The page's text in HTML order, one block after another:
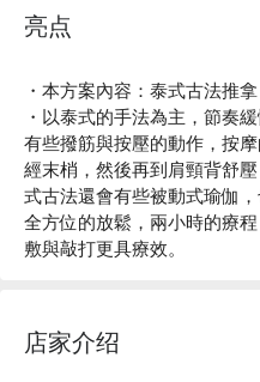
亮点
・本方案內容：泰式古法推拿
・以泰式的手法為主，節奏
有些撥筋與按壓的動作，按
經末梢，然後再到肩頸背舒
式古法還會有些被動式瑜伽
全方位的放鬆，兩小時的療
敷與敲打更具療效。
店家介绍